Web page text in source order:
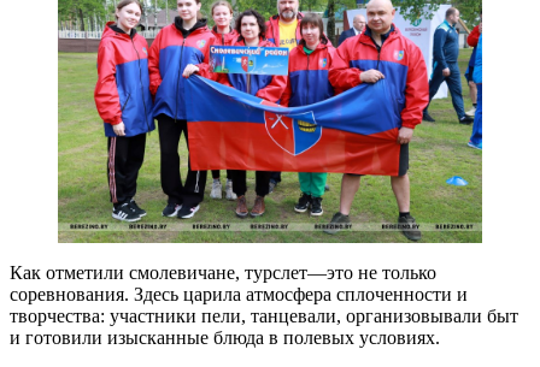
Как отметили смолевичане, турслет—это не только
соревнования. Здесь царила атмосфера сплоченности и
творчества: участники пели, танцевали, организовывали быт
и готовили изысканные блюда в полевых условиях.